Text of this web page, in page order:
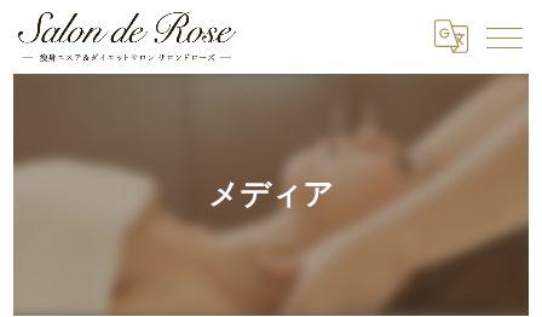
メディア